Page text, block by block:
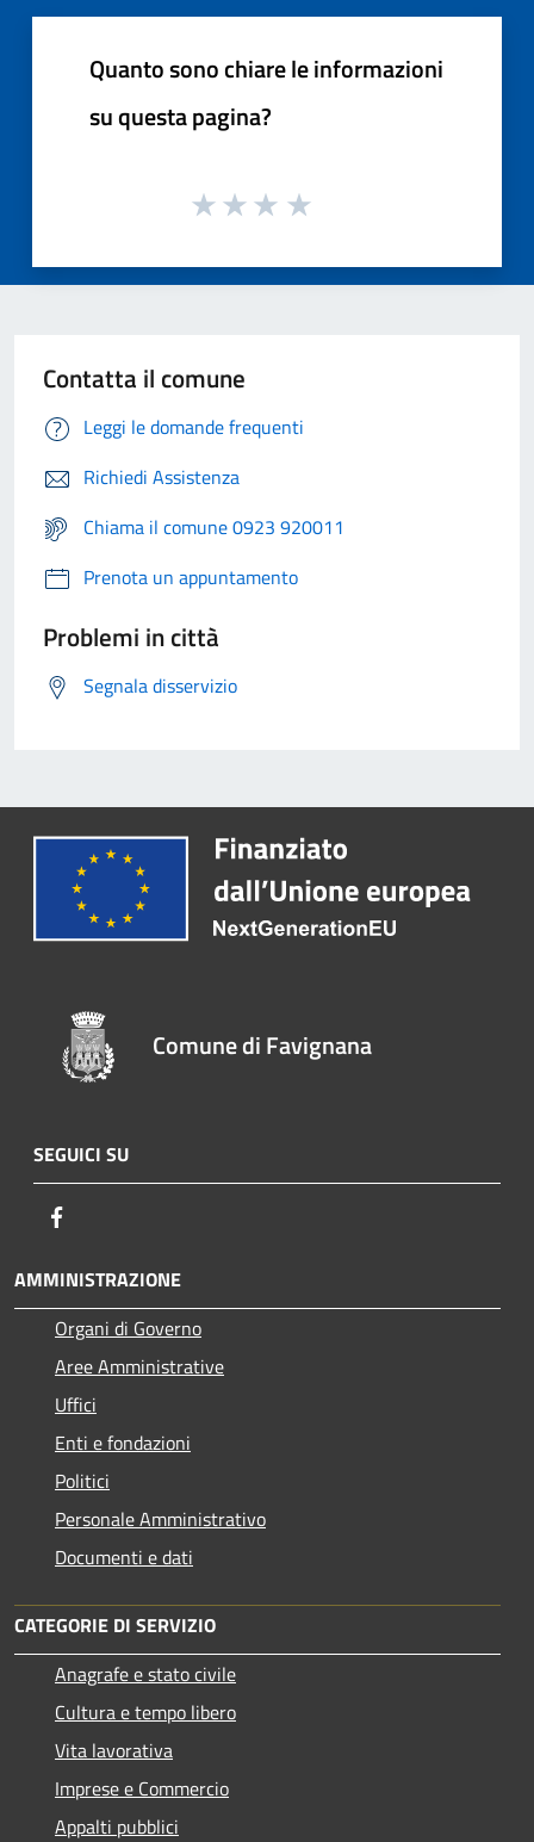
Quanto sono chiare le informazioni
su questa pagina?
Contatta il comune
Leggi le domande frequenti
Richiedi Assistenza
Chiama il comune 0923 920011
Prenota un appuntamento
Problemi in città
Segnala disservizio
Comune di Favignana
SEGUICI SU
AMMINISTRAZIONE
Organi di Governo
Aree Amministrative
Uffici
Enti e fondazioni
Politici
Personale Amministrativo
Documenti e dati
CATEGORIE DI SERVIZIO
Anagrafe e stato civile
Cultura e tempo libero
Vita lavorativa
Imprese e Commercio
Appalti pubblici